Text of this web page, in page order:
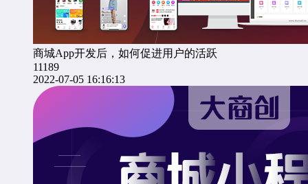
商城App开发后，如何促进用户的活跃
11189
2022-07-05 16:16:13